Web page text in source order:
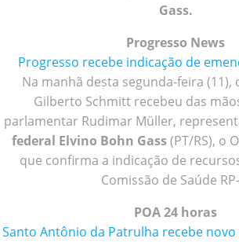
Gass.
Progresso News
Progresso recebe indicação de
Na manhã desta segunda-feira (11),
Gilberto Schmitt recebeu das
parlamentar Rudimar Müller,
federal Elvino Bohn Gass(PT/RS), o
que confirma a indicação de
Comissão de Saúde
POA 24 horas
Santo Antônio da Patrulha recebe